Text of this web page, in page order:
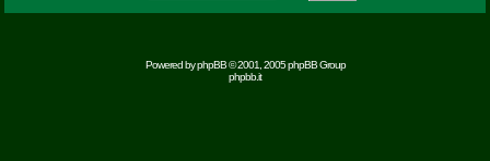
Powered byphpBB© 2001, 2005 phpBB Group
phpbb.it